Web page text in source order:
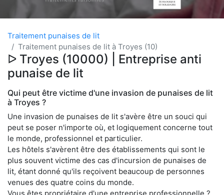
Traitement punaises de lit
Traitement punaises de lit à Troyes (10)
ᐅ Troyes (10000) | Entreprise anti
punaise de lit
Qui peut être victime d'une invasion de punaises de lit
à Troyes ?
Une invasion de punaises de lit s'avère être un souci qui
peut se poser n'importe où, et logiquement concerne tout
le monde, professionnel et particulier.
Les hôtels s'avèrent être des établissements qui sont le
plus souvent victime des cas d'incursion de punaises de
lit, étant donné qu'ils reçoivent beaucoup de personnes
venues des quatre coins du monde.